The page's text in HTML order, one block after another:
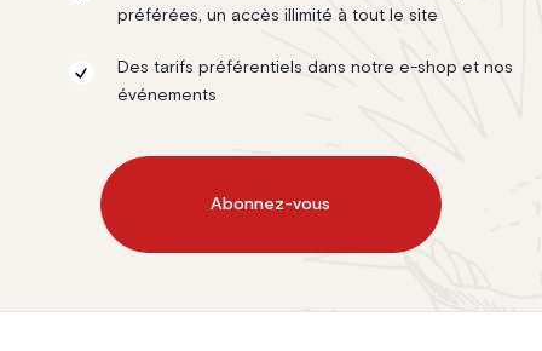
préférées, un accès illimité à tout le site
Des tarifs préférentiels dans notre e-shop et nos
événements
Abonnez-vous